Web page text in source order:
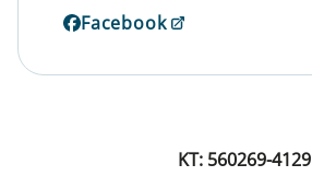
Facebook
KT: 560269-4129